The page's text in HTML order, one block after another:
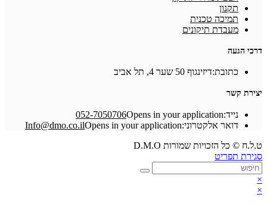
תקנון
תמיכה טכנית
מעבדת תיקונים
דרכי הגעה
כתובת:דיזינגוף 50 שער 4, תל אביב
יצירת קשר
נייד: 052-7050706Opens in your application
דואר אלקטרוני:
Info@dmo.co.ilOpens in your application
ט.ל.ח © כל הזכויות שמורות D.M.O
סגירת תפריט
×
×